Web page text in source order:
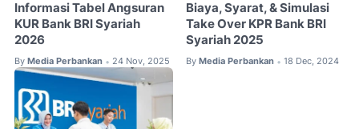
Informasi Tabel Angsuran
KUR Bank BRI Syariah
2026
By Media Perbankan • 24 Nov, 2025
Biaya, Syarat, & Simulasi
Take Over KPR Bank BRI
Syariah 2025
By Media Perbankan • 18 Dec, 2024